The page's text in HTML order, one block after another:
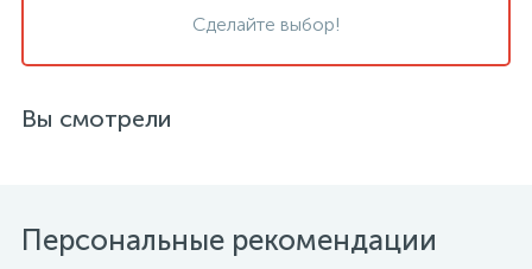
Сделайте выбор!
Вы смотрели
Персональные рекомендации